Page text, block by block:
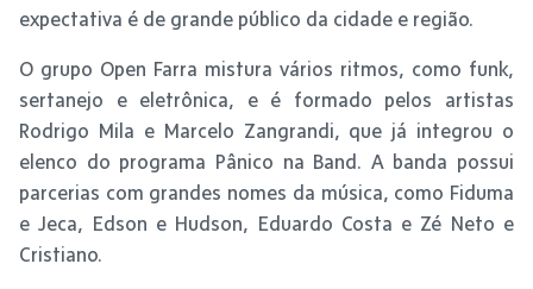
expectativa é de grande público da cidade e região.
O grupo Open Farra mistura vários ritmos, como funk,
sertanejo e eletrônica, e é formado pelos artistas
Rodrigo Mila e Marcelo Zangrandi, que já integrou o
elenco do programa Pânico na Band. A banda possui
parcerias com grandes nomes da música, como Fiduma
e Jeca, Edson e Hudson, Eduardo Costa e Zé Neto e
Cristiano.